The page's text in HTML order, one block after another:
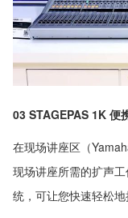
03 STAGEPAS 1K 便
在现场讲座区（
现场讲座所需的扩声
统，可让您快速轻松地